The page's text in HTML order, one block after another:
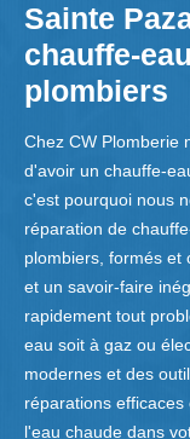
Sainte
chauffe-
plombiers
Chez CW Plomberie
d'avoir un chauffe-
c'est pourquoi nous
réparation de
plombiers, formés et
et un savoir-faire
rapidement tout
eau soit à gaz ou
modernes et des
réparations
l'eau chaude dans